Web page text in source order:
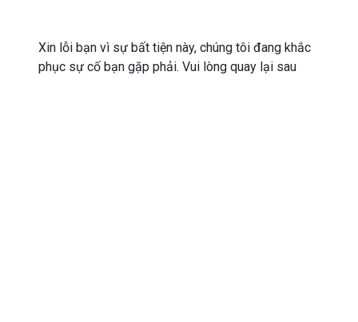
Xin lỗi bạn vì sự bất tiện này, chúng tôi đang khắc
phục sự cố bạn gặp phải. Vui lòng quay lại sau